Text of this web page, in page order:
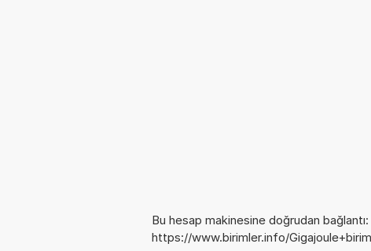
Bu hesap makinesine doğrudan bağlantı:
https://www.birimler.info/